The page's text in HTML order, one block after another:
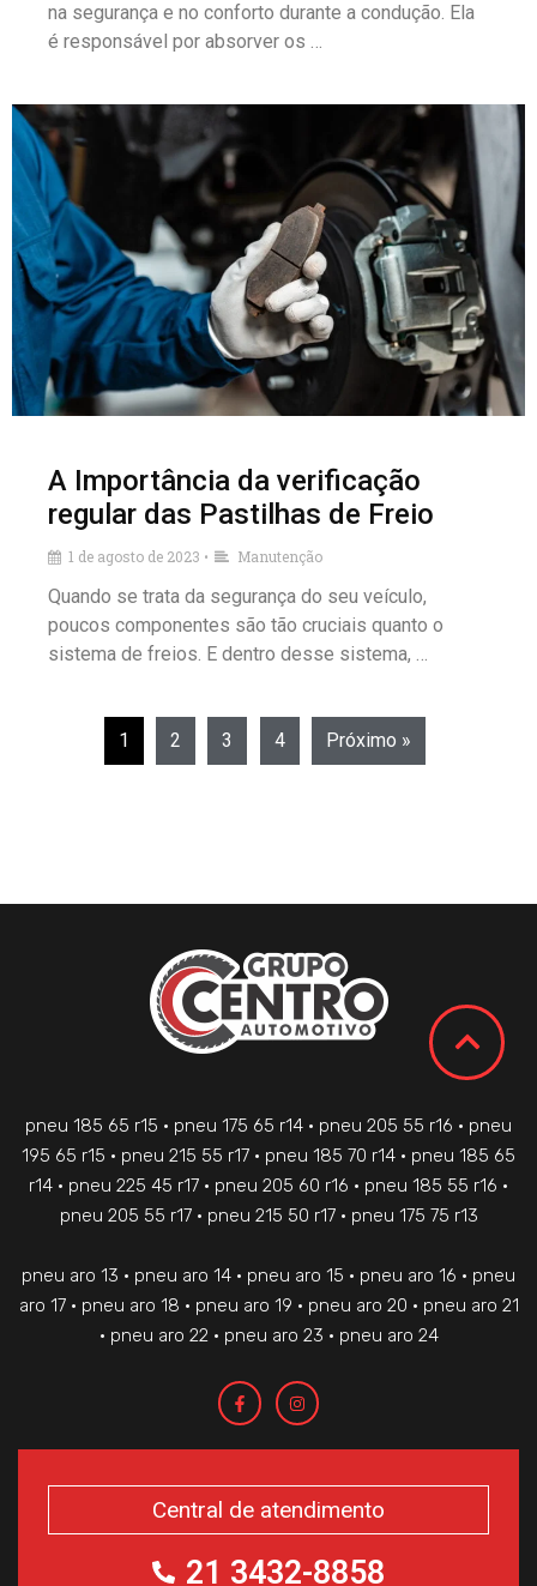
na segurança e no conforto durante a condução. Ela
é responsável por absorver os …
A Importância da verificação
regular das Pastilhas de Freio
1 de agosto de 2023 • Manutenção
Quando se trata da segurança do seu veículo,
poucos componentes são tão cruciais quanto o
sistema de freios. E dentro desse sistema, …
1 2 3 4 Próximo »
pneu 185 65 r15 • pneu 175 65 r14 • pneu 205 55 r16 • pneu
195 65 r15 • pneu 215 55 r17 • pneu 185 70 r14 • pneu 185 65
r14 • pneu 225 45 r17 • pneu 205 60 r16 • pneu 185 55 r16 •
pneu 205 55 r17 • pneu 215 50 r17 • pneu 175 75 r13
pneu aro 13 • pneu aro 14 • pneu aro 15 • pneu aro 16 • pneu
aro 17 • pneu aro 18 • pneu aro 19 • pneu aro 20 • pneu aro 21
• pneu aro 22 • pneu aro 23 • pneu aro 24
Central de atendimento
21 3432-8858